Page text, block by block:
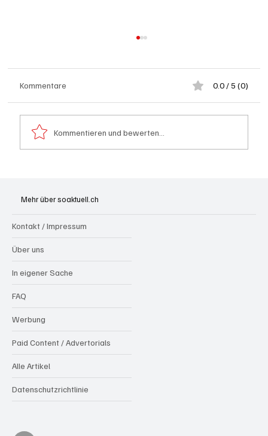
Kommentare 0.0 / 5 (0)
Kommentieren und bewerten...
Mehr über soaktuell.ch
Kontakt / Impressum
Über uns
In eigener Sache
FAQ
Werbung
Paid Content / Advertorials
Alle Artikel
Datenschutzrichtlinie